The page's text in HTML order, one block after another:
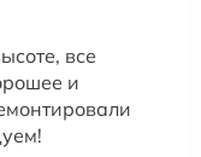
все
и